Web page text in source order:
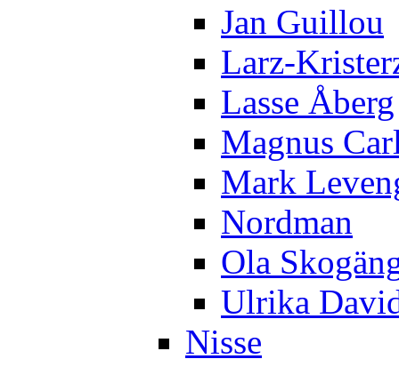
Jan Guillou
Larz-
Lasse Åberg
Magnus
Mark
Nordman
Ola
Ulrika
Nisse